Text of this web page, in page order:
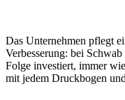
Das Unternehmen pflegt
Verbesserung: bei
Folge investiert, immer
mit jedem Druckbogen